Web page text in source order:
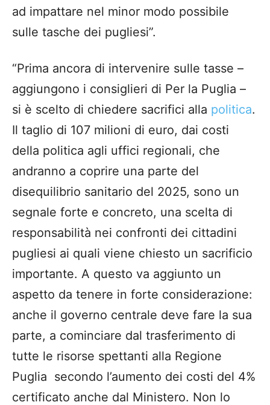
ad impattare nel minor modo possibile
sulle tasche dei pugliesi”.
“Prima ancora di intervenire sulle tasse –
aggiungono i consiglieri di Per la Puglia –
si è scelto di chiedere sacrifici alla politica.
Il taglio di 107 milioni di euro, dai costi
della politica agli uffici regionali, che
andranno a coprire una parte del
disequilibrio sanitario del 2025, sono un
segnale forte e concreto, una scelta di
responsabilità nei confronti dei cittadini
pugliesi ai quali viene chiesto un sacrificio
importante. A questo va aggiunto un
aspetto da tenere in forte considerazione:
anche il governo centrale deve fare la sua
parte, a cominciare dal trasferimento di
tutte le risorse spettanti alla Regione
Puglia secondo l’aumento dei costi del 4%
certificato anche dal Ministero. Non lo